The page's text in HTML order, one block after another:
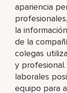
apariencia
la
de la
colegas
y
laborales
equipo para